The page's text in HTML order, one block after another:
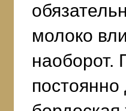
молоко
наоборот.